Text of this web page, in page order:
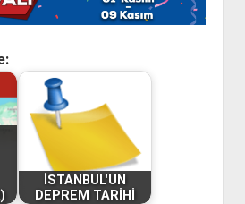
İSTANBUL'UN
DEPREM TARİHİ